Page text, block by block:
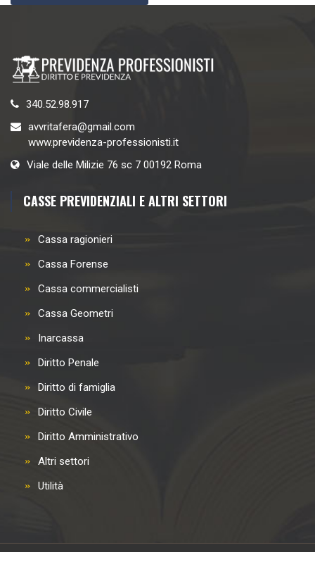
340.52.98.917
avvritafera@gmail.com
www.previdenza-professionisti.it
Viale delle Milizie 76 sc 7 00192 Roma
CASSE PREVIDENZIALI E ALTRI SETTORI
Cassa ragionieri
Cassa Forense
Cassa commercialisti
Cassa Geometri
Inarcassa
Diritto Penale
Diritto di famiglia
Diritto Civile
Diritto Amministrativo
Altri settori
Utilità